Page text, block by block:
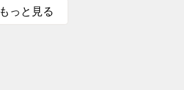
もっと見る